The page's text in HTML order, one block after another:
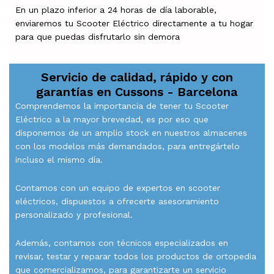
En un plazo inferior a 24 horas de día laborable,
enviaremos tu Scooter Eléctrico directamente a tu hogar
para que puedas disfrutarlo sin demora
Servicio de calidad, rápido y con
garantías en Cussons - Barcelona
Comprendemos la importancia de tener tu Scooter
Eléctrico a la mayor brevedad, es por eso que
disponemos de un amplio stock en nuestros almacenes
con los modelos más demandados, para entregártelo
incluso el mismo día.
Contamos con un equipo de expertos en scooter
eléctricos, dispuestos a ofrecerte asesoramiento
personalizado y profesional.
Además, contamos con técnicos especializados en
revisar, testar y reparar todos los productos de ortopedia
que comercializamos, para garantizarte un servicio